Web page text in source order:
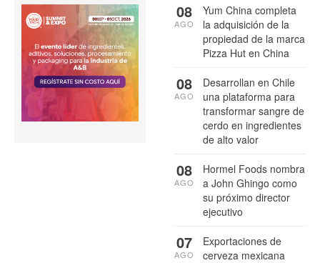
Yum China completa
la adquisición de la
propiedad de la marca
Pizza Hut en China
08
AGO
Desarrollan en Chile
una plataforma para
transformar sangre de
cerdo en ingredientes
de alto valor
08
AGO
Hormel Foods nombra
a John Ghingo como
su próximo director
ejecutivo
08
AGO
Exportaciones de
cerveza mexicana
07
AGO